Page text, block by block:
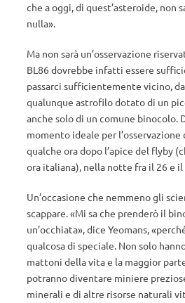
che a oggi, di quest’asteroide, non
nulla».
Ma non sarà un’osservazione
BL86 dovrebbe infatti essere
passarci sufficientemente vicino,
qualunque astrofilo dotato di un
anche solo di un comune binocolo.
momento ideale per
qualche ora dopo l’apice del flyby
ora italiana), nella notte fra il 26 e il
Un’occasione che nemmeno gli
scappare. «Mi sa che prenderò il
un’occhiata», dice Yeomans,
qualcosa di speciale. Non solo
mattoni della vita e la maggior
potranno diventare miniere
minerali e di altre risorse naturali